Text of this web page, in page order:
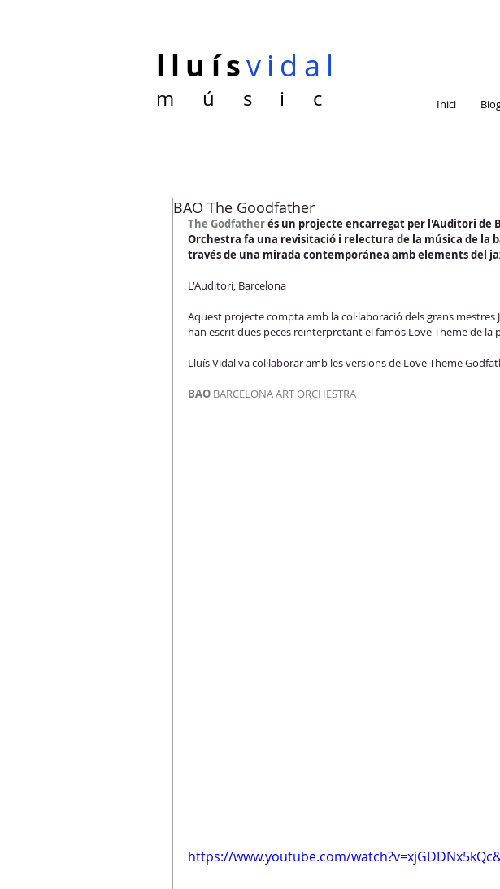
lluísvidal
m ú s i c Inici
BAO The Goodfather
The Godfather és un projecte encarregat per l'Auditori de
Orchestra fa una revisitació i relectura de la música de la
través de una mirada contemporánea amb elements del
L'Auditori, Barcelona
Aquest projecte compta amb la col·laboració dels grans mestres
han escrit dues peces reinterpretant el famós Love Theme de la
Lluís Vidal va col·laborar amb les versions de Love Theme
BAO BARCELONA ART ORCHESTRA
https://www.youtube.com/